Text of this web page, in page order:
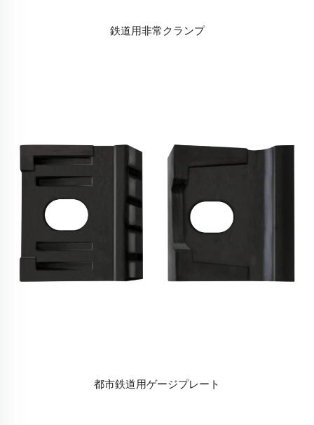
鉄道用非常クランプ
都市鉄道用ゲージプレート